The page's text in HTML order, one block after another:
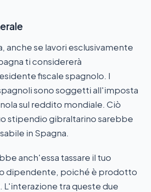
anche se lavori esclusivamente
ti considererà
fiscale spagnolo. I
sono soggetti all'imposta
sul reddito mondiale. Ciò
stipendio gibraltarino sarebbe
in Spagna.
anch'essa tassare il tuo
dipendente, poiché è prodotto
L'interazione tra queste due